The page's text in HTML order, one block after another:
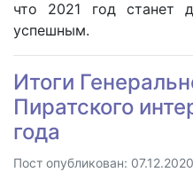
что 2021 год станет
успешным.
Итоги
Пиратского
года
Пост опубликован: 07.12.2020